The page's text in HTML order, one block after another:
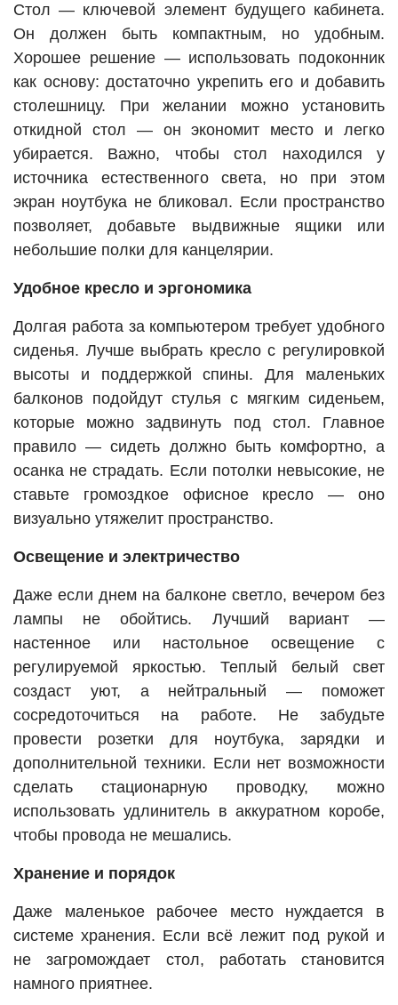
Стол — ключевой элемент будущего кабинета.
Он должен быть компактным, но удобным.
Хорошее решение — использовать подоконник
как основу: достаточно укрепить его и добавить
столешницу. При желании можно установить
откидной стол — он экономит место и легко
убирается. Важно, чтобы стол находился у
источника естественного света, но при этом
экран ноутбука не бликовал. Если пространство
позволяет, добавьте выдвижные ящики или
небольшие полки для канцелярии.
Удобное кресло и эргономика
Долгая работа за компьютером требует удобного
сиденья. Лучше выбрать кресло с регулировкой
высоты и поддержкой спины. Для маленьких
балконов подойдут стулья с мягким сиденьем,
которые можно задвинуть под стол. Главное
правило — сидеть должно быть комфортно, а
осанка не страдать. Если потолки невысокие, не
ставьте громоздкое офисное кресло — оно
визуально утяжелит пространство.
Освещение и электричество
Даже если днем на балконе светло, вечером без
лампы не обойтись. Лучший вариант —
настенное или настольное освещение с
регулируемой яркостью. Теплый белый свет
создаст уют, а нейтральный — поможет
сосредоточиться на работе. Не забудьте
провести розетки для ноутбука, зарядки и
дополнительной техники. Если нет возможности
сделать стационарную проводку, можно
использовать удлинитель в аккуратном коробе,
чтобы провода не мешались.
Хранение и порядок
Даже маленькое рабочее место нуждается в
системе хранения. Если всё лежит под рукой и
не загромождает стол, работать становится
намного приятнее.